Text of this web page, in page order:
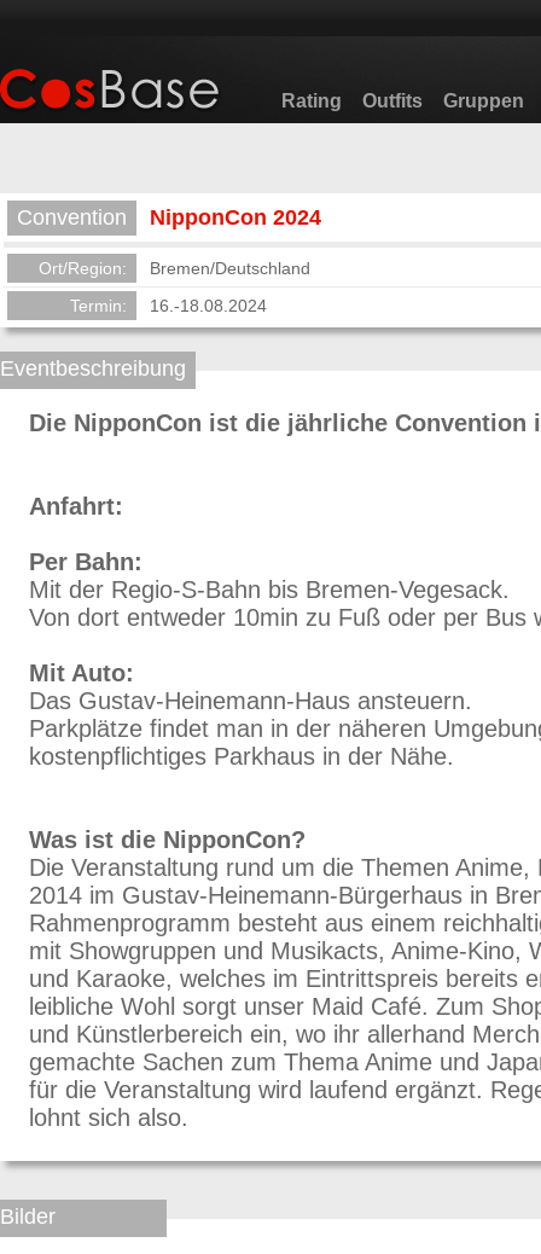
Rating Outfits Gruppen
Convention NipponCon 2024
Ort/Region:
Bremen/Deutschland
Termin:
16.-18.08.2024
Eventbeschreibung
Die NipponCon ist die jährliche Convention
Anfahrt:
Per Bahn:
Mit der Regio-S-Bahn bis Bremen-Vegesack.
Von dort entweder 10min zu Fuß oder per Bus
Mit Auto:
Das Gustav-Heinemann-Haus ansteuern.
Parkplätze findet man in der näheren
kostenpflichtiges Parkhaus in der Nähe.
Was ist die NipponCon?
Die Veranstaltung rund um die Themen
2014 im Gustav-Heinemann-Bürgerhaus in
Rahmenprogramm besteht aus einem
mit Showgruppen und Musikacts, Anime-Kino,
und Karaoke, welches im Eintrittspreis bereits
leibliche Wohl sorgt unser Maid Café. Zum
und Künstlerbereich ein, wo ihr allerhand
gemachte Sachen zum Thema Anime und
für die Veranstaltung wird laufend ergänzt.
lohnt sich also.
Bilder